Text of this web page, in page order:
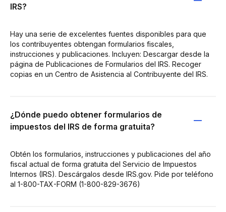
IRS?
Hay una serie de excelentes fuentes disponibles para que
los contribuyentes obtengan formularios fiscales,
instrucciones y publicaciones. Incluyen: Descargar desde la
página de Publicaciones de Formularios del IRS. Recoger
copias en un Centro de Asistencia al Contribuyente del IRS.
¿Dónde puedo obtener formularios de
impuestos del IRS de forma gratuita?
Obtén los formularios, instrucciones y publicaciones del año
fiscal actual de forma gratuita del Servicio de Impuestos
Internos (IRS). Descárgalos desde IRS.gov. Pide por teléfono
al 1-800-TAX-FORM (1-800-829-3676)